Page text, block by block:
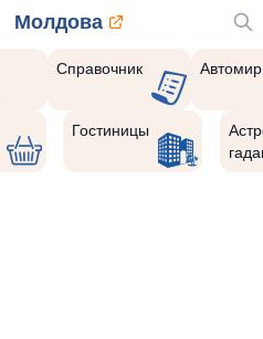
Молдова
Справочник Автомир
Гостиницы